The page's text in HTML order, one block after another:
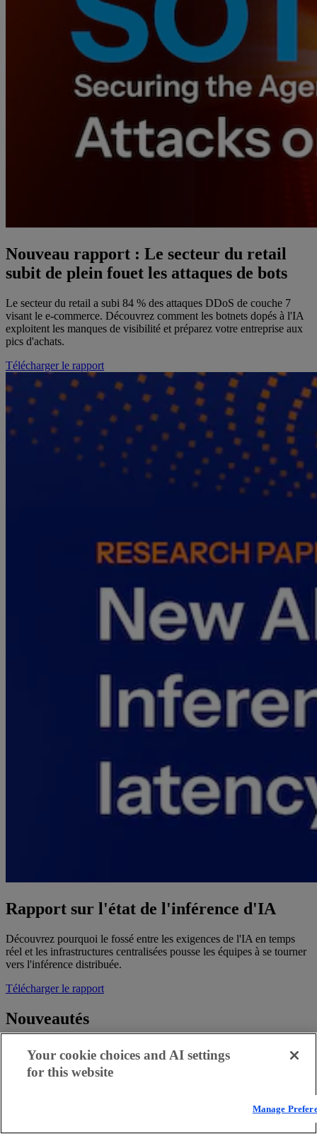
Nouveau rapport : Le secteur du retail
subit de plein fouet les attaques de bots
Le secteur du retail a subi 84 % des attaques DDoS de couche 7
visant le e-commerce. Découvrez comment les botnets dopés à l'IA
exploitent les manques de visibilité et préparez votre entreprise aux
pics d'achats.
Télécharger le rapport
Rapport sur l'état de l'inférence d'IA
Découvrez pourquoi le fossé entre les exigences de l'IA en temps
réel et les infrastructures centralisées pousse les équipes à se tourner
vers l'inférence distribuée.
Télécharger le rapport
Nouveautés
Your cookie choices and AI settings
for this website
Manage